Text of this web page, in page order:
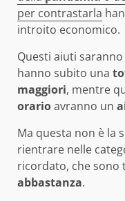
per contrastarla
introito economico.
Questi aiuti
hanno subito una
maggiori, mentre
orarioavranno un
Ma questa non è la
rientrare nelle
ricordato, che sono
abbastanza.